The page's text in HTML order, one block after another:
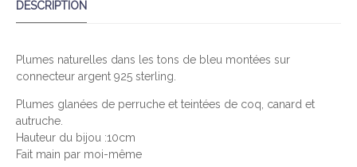
N
T
T
É
D
E
P
A
DESCRIPTION
Plumes naturelles dans les tons de bleu montées sur
connecteur argent 925 sterling.
Plumes glanées de perruche et teintées de coq, canard et
autruche.
Hauteur du bijou :10cm
Fait main par moi-même